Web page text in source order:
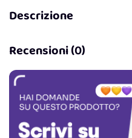
Descrizione
Recensioni (0)